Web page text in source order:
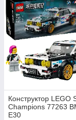
Конструктор LEGO
Champions 77263
E30